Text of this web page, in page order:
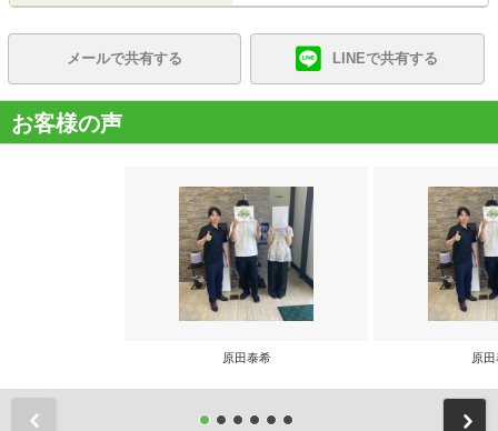
メールで共有する LINEで共有する
お客様の声
原田泰希 原